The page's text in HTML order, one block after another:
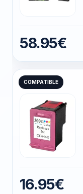
58.95€
COMPATIBLE
16.95€